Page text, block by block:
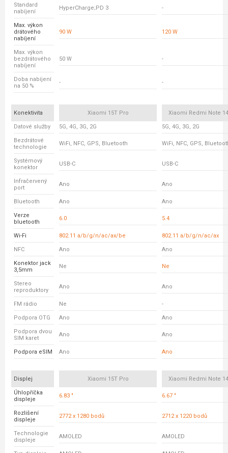
Standard
nabíjení
HyperCharge;PD 3 -
Max. výkon
drátového
nabíjení
90 W 120 W
Max. výkon
bezdrátového
nabíjení
50 W -
Doba nabíjení
na 50 %
- -
Konektivita Xiaomi 15T Pro Xiaomi Redmi Note
Datové služby 5G, 4G, 3G, 2G 5G, 4G, 3G, 2G
Bezdrátové
technologie
WiFi, NFC, GPS, Bluetooth WiFi, NFC, GPS,
Systémový
konektor
USB-C USB-C
Infračervený
port
Ano Ano
Bluetooth Ano Ano
Verze
bluetooth
6.0 5.4
Wi-Fi 802.11 a/b/g/n/ac/ax/be 802.11 a/b/g/n/ac/ax
NFC Ano Ano
Konektor jack
3,5mm
Ne Ne
Stereo
reproduktory
Ano Ano
FM rádio Ne -
Podpora OTG Ano Ano
Podpora dvou
SIM karet
Ano Ano
Podpora eSIM Ano Ano
Displej Xiaomi 15T Pro Xiaomi Redmi Note
Úhlopříčka
displeje
6.83 " 6.67 "
Rozlišení
displeje
2772 x 1280 bodů 2712 x 1220 bodů
Technologie
displeje
AMOLED AMOLED